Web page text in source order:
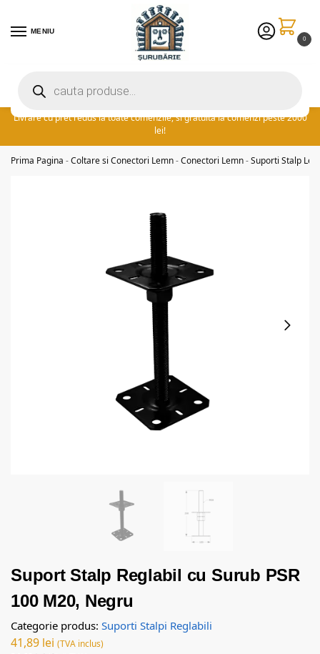
MENIU
0
reducere la comenzile peste 300 lei! adauga cuponul ‘FIDSUR’ la
Livrare cu pret redus la toate comenzile, si gratuita la comenzi peste 2000
lei!
Prima Pagina - Coltare si Conectori Lemn - Conectori Lemn - Suporti Stalp
Suport Stalp Reglabil cu Surub PSR
100 M20, Negru
Categorie produs: Suporti Stalpi Reglabili
41,89 lei (TVA inclus)